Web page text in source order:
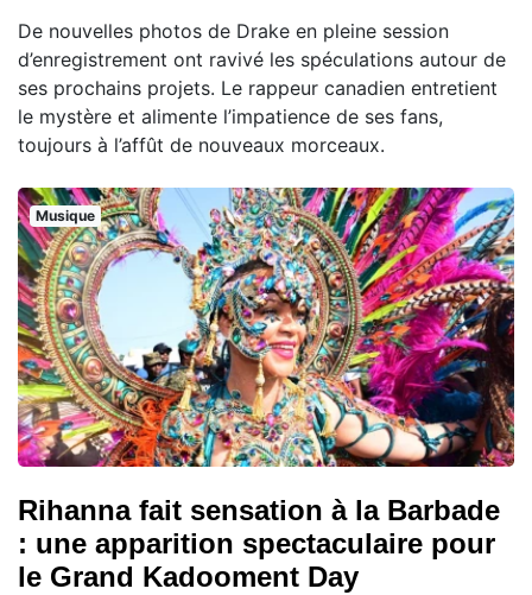
De nouvelles photos de Drake en pleine session
d’enregistrement ont ravivé les spéculations autour de
ses prochains projets. Le rappeur canadien entretient
le mystère et alimente l’impatience de ses fans,
toujours à l’affût de nouveaux morceaux.
Musique
Rihanna fait sensation à la Barbade
: une apparition spectaculaire pour
le Grand Kadooment Day